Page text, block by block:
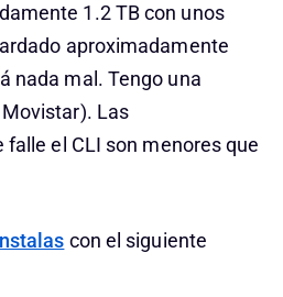
1.2 TB con unos
aproximadamente
nada mal. Tengo una
Las
falle el CLI son menores que
con el siguiente